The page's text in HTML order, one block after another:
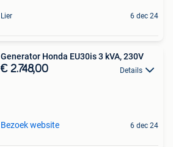
Lier 6 dec 24
Generator Honda EU30is 3 kVA, 230V
€ 2.748,00 Details
Bezoek website 6 dec 24